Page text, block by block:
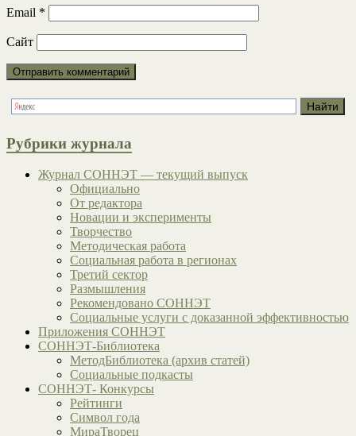
Email *
Сайт
Рубрики журнала
Журнал СОННЭТ — текущий выпуск
Официально
От редактора
Новации и эксперименты
Творчество
Методическая работа
Социальная работа в регионах
Третий сектор
Размышления
Рекомендовано СОННЭТ
Социальные услуги с доказанной эффективностью
Приложения СОННЭТ
СОННЭТ-Библиотека
МетодБиблиотека (архив статей)
Социальные подкасты
СОННЭТ- Конкурсы
Рейтинги
Символ года
МираТворец